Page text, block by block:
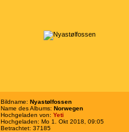
Bildname: Nyastølfossen
Name des Albums: Norwegen
Hochgeladen von: Yeti
Hochgeladen: Mo 1. Okt 2018, 09:05
Betrachtet: 37185